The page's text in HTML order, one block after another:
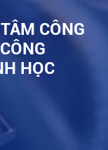
CÔNG
HỌC